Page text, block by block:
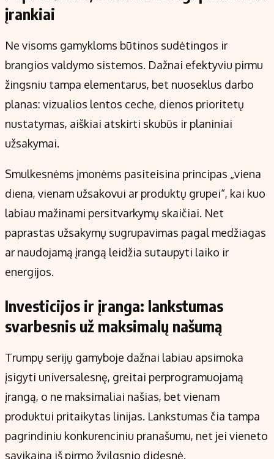
įrankiai
Ne visoms gamykloms būtinos sudėtingos ir
brangios valdymo sistemos. Dažnai efektyviu pirmu
žingsniu tampa elementarus, bet nuoseklus darbo
planas: vizualios lentos ceche, dienos prioritetų
nustatymas, aiškiai atskirti skubūs ir planiniai
užsakymai.
Smulkesnėms įmonėms pasiteisina principas „viena
diena, vienam užsakovui ar produktų grupei“, kai kuo
labiau mažinami persitvarkymų skaičiai. Net
paprastas užsakymų sugrupavimas pagal medžiagas
ar naudojamą įrangą leidžia sutaupyti laiko ir
energijos.
Investicijos ir įranga: lankstumas
svarbesnis už maksimalų našumą
Trumpų serijų gamyboje dažnai labiau apsimoka
įsigyti universalesnę, greitai perprogramuojamą
įrangą, o ne maksimaliai našias, bet vienam
produktui pritaikytas linijas. Lankstumas čia tampa
pagrindiniu konkurenciniu pranašumu, net jei vieneto
savikaina iš pirmo žvilgsnio didesnė.